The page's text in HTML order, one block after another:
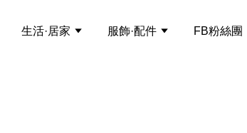
生活·居家 服飾·配件 FB粉絲團